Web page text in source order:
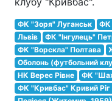
ФК "Зоря" Луганськ ФК
Львів
ФК "Інгулець"
ФК "Ворскла" Полтава
Оболонь (футбольний
НК Верес Рівне
ФК
ФК "Кривбас" Кривий